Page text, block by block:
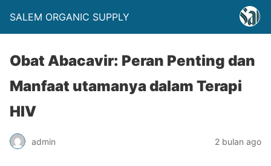
SALEM ORGANIC SUPPLY
Obat Abacavir: Peran Penting dan
Manfaat utamanya dalam Terapi
HIV
admin 2 bulan ago